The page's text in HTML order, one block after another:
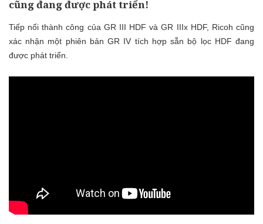
cũng đang được phát triển!
Tiếp nối thành công của GR III HDF và GR IIIx HDF, Ricoh cũng
xác nhận một phiên bản GR IV tích hợp sẵn bộ lọc HDF đang
được phát triển.